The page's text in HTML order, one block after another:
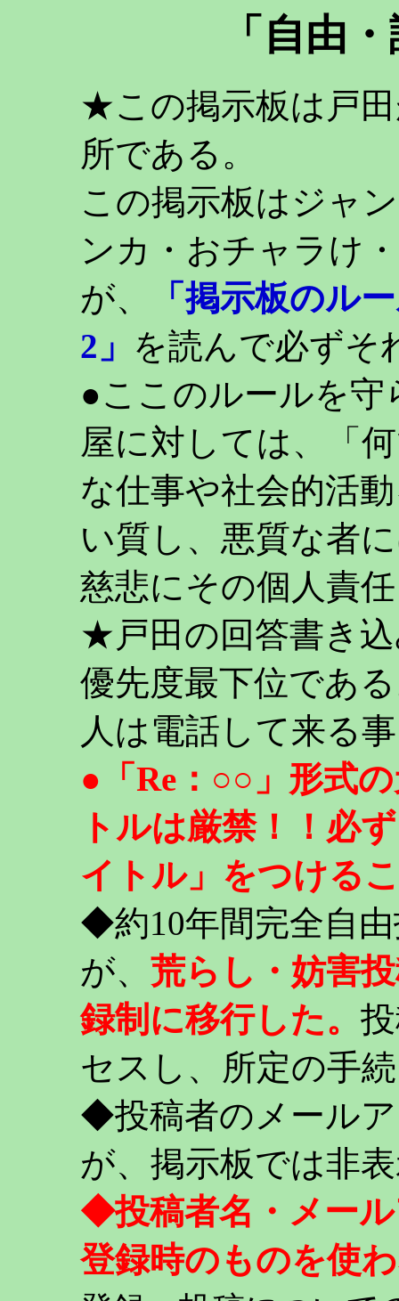
「自由
★この掲示板は戸
所である。
この掲示板はジャ
ンカ・おチャラけ
が、
「掲示板のル
2」 を読んで必ずそ
●ここのルールを守
屋に対しては、「
な仕事や社会的活
い質し、悪質な者
慈悲にその個人責
★戸田の回答書き
優先度最下位であ
人は電話して来る
●「Re：○○」形式
トルは厳禁！！必
イトル」をつける
◆約10年間完全自
が、 荒らし・妨害
録制に移行した。
セスし、所定の手
◆投稿者のメール
が、掲示板では非
◆投稿者名・メー
登録時のものを使